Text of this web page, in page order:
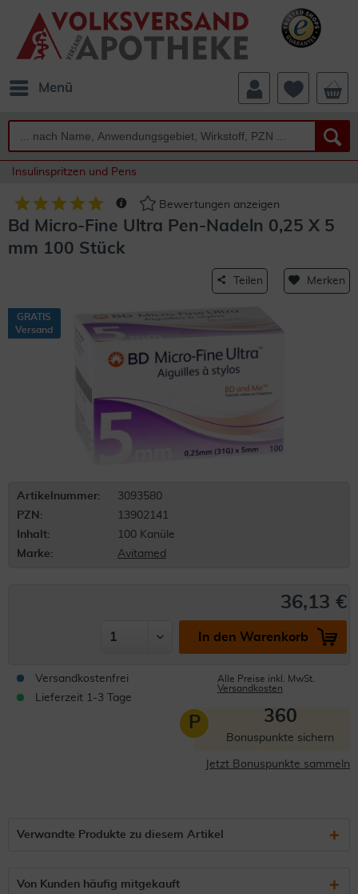
Menü
Insulinspritzen und Pens
Bewertungen anzeigen
Bd Micro-Fine Ultra Pen-Nadeln 0,25 X 5
mm 100 Stück
Teilen Merken
GRATIS
Versand
Artikelnummer:
3093580
PZN:
13902141
Inhalt:
100 Kanüle
Marke:
Avitamed
36,13 €
In den Warenkorb
Versandkostenfrei
Lieferzeit 1-3 Tage
Alle Preise inkl. MwSt.
Versandkosten
P 360
Bonuspunkte sichern
Jetzt Bonuspunkte sammeln
Verwandte Produkte zu diesem Artikel
Von Kunden häufig mitgekauft